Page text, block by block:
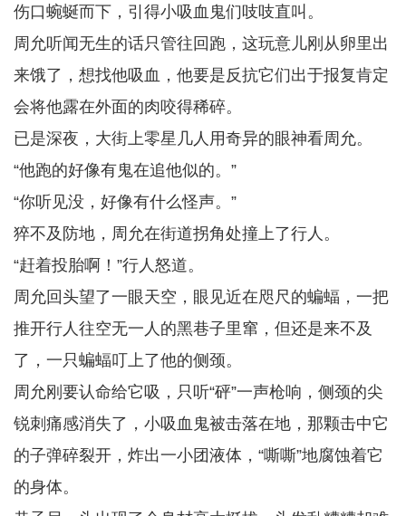
伤口蜿蜒而下，引得小吸血鬼们吱吱直叫。
周允听闻无生的话只管往回跑，这玩意儿刚从卵里出
来饿了，想找他吸血，他要是反抗它们出于报复肯定
会将他露在外面的肉咬得稀碎。
已是深夜，大街上零星几人用奇异的眼神看周允。
“他跑的好像有鬼在追他似的。”
“你听见没，好像有什么怪声。”
猝不及防地，周允在街道拐角处撞上了行人。
“赶着投胎啊！”行人怒道。
周允回头望了一眼天空，眼见近在咫尺的蝙蝠，一把
推开行人往空无一人的黑巷子里窜，但还是来不及
了，一只蝙蝠叮上了他的侧颈。
周允刚要认命给它吸，只听“砰”一声枪响，侧颈的尖
锐刺痛感消失了，小吸血鬼被击落在地，那颗击中它
的子弹碎裂开，炸出一小团液体，“嘶嘶”地腐蚀着它
的身体。